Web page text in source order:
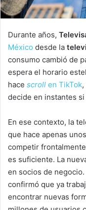
Durante años,
México desde la
consumo cambió de
espera el horario
hace scroll en TikTok
decide en instantes
En ese contexto, la
que hace apenas
competir
es suficiente. La
en socios de negocio.
confirmó que ya
encontrar nuevas